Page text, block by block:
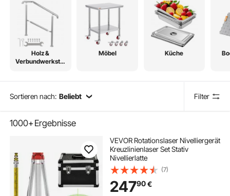
Holz &
Verbundwerkstof
Möbel Küche
Sortieren nach: Beliebt Filter
1000+Ergebnisse
VEVOR Rotationslaser Nivelliergerät
Kreuzlinienlaser Set Stativ
Nivellierlatte
(7)
24790€